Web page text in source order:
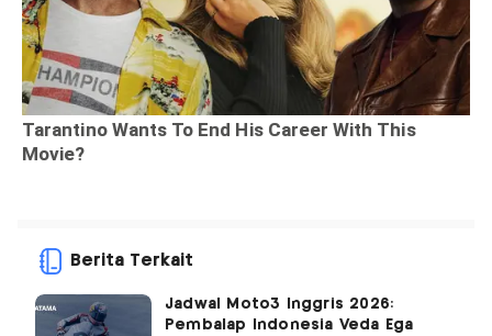
Berita Terkait
Jadwal Moto3 Inggris 2026:
Pembalap Indonesia Veda Ega